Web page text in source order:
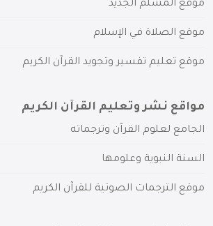
موقع المسلم الجديد
موقع الصلاة في الإسلام
موقع تعليم تفسير وتجويد القرآن الكريم
مواقع نشر وتعليم القرآن الكريم
الجامع لعلوم القرآن وترجماته
السنة النبوية وعلومها
موقع الترجمات الصوتية للقرآن الكريم